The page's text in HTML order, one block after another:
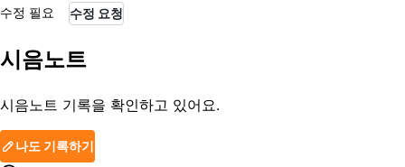
수정 필요 수정 요청
시음노트
시음노트 기록을 확인하고 있어요.
나도 기록하기